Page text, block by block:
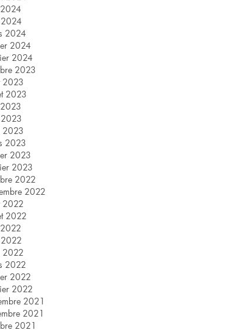
2024
2024
2024
2023
2023
2023
2023
2023
2023
2023
2022
2022
2022
2022
2022
2022
2022
2022
2021
2021
2021